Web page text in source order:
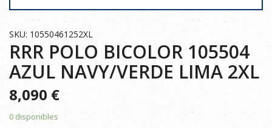
SKU: 10550461252XL
RRR POLO BICOLOR 105504
AZUL NAVY/VERDE LIMA 2XL
8,090 €
0 disponibles